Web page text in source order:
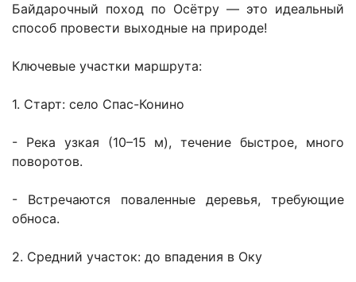
Байдарочный поход по Осётру — это идеальный
способ провести выходные на природе!
Ключевые участки маршрута:
1. Старт: село Спас-Конино
- Река узкая (10–15 м), течение быстрое, много
поворотов.
- Встречаются поваленные деревья, требующие
обноса.
2. Средний участок: до впадения в Оку